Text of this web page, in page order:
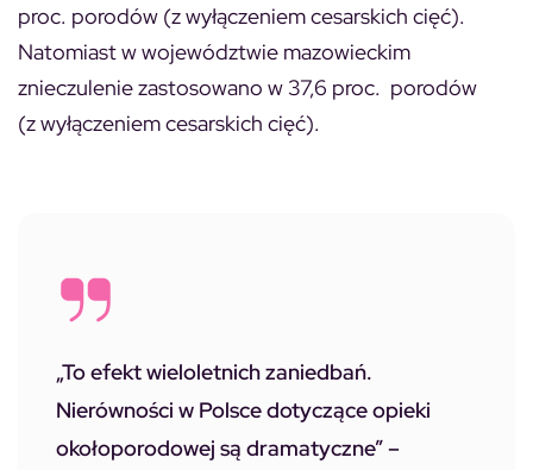
proc. porodów (z wyłączeniem cesarskich cięć).
Natomiast w województwie mazowieckim
znieczulenie zastosowano w 37,6 proc. porodów
(z wyłączeniem cesarskich cięć).
„To efekt wieloletnich zaniedbań.
Nierówności w Polsce dotyczące opieki
okołoporodowej są dramatyczne” –